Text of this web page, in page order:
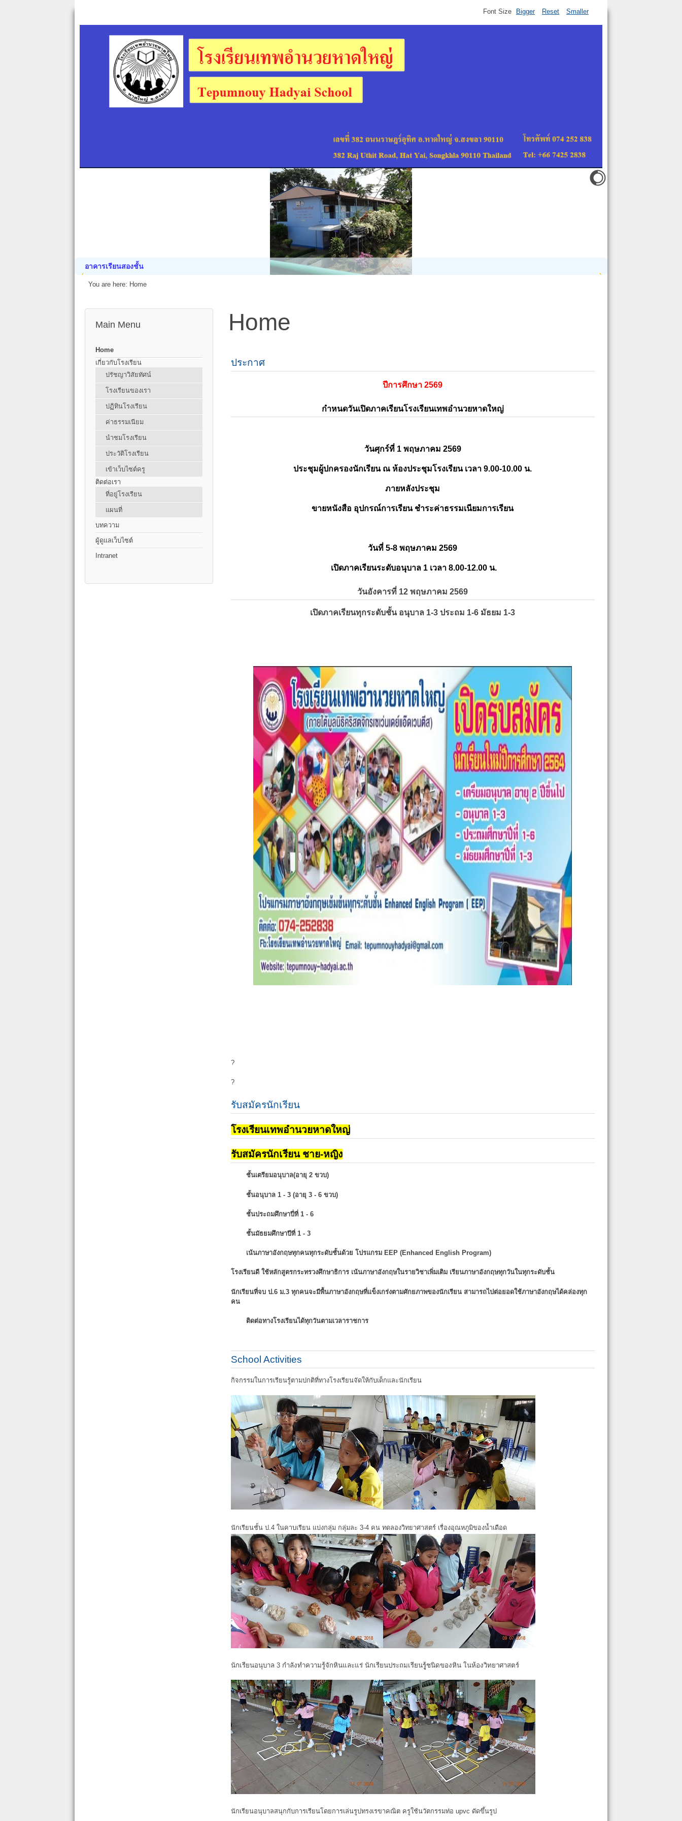
อาคารเรียนสองชั้น
Font Size Bigger Reset Smaller
You are here: Home
Main Menu
Home
เกี่ยวกับโรงเรียน
ปรัชญาวิสัยทัศน์
โรงเรียนของเรา
ปฏิทินโรงเรียน
ค่าธรรมเนียม
นำชมโรงเรียน
ประวัติโรงเรียน
เข้าเว็บไซต์ครู
ติดต่อเรา
ที่อยู่โรงเรียน
แผนที่
บทความ
ผู้ดูแลเว็บไซต์
Intranet
Home
ประกาศ
ปีการศึกษา 2569
กำหนดวันเปิดภาคเรียนโรงเรียนเทพอำนวยหาดใหญ่
วันศุกร์ที่ 1 พฤษภาคม 2569
ประชุมผู้ปกครองนักเรียน ณ ห้องประชุมโรงเรียน เวลา 9.00-10.00 น.
ภายหลังประชุม
ขายหนังสือ อุปกรณ์การเรียน ชำระค่าธรรมเนียมการเรียน
วันที่ 5-8 พฤษภาคม 2569
เปิดภาคเรียนระดับอนุบาล 1 เวลา 8.00-12.00 น.
วันอังคารที่ 12 พฤษภาคม 2569
เปิดภาคเรียนทุกระดับชั้น อนุบาล 1-3 ประถม 1-6 มัธยม 1-3
?
?
รับสมัครนักเรียน
โรงเรียนเทพอำนวยหาดใหญ่
รับสมัครนักเรียน ชาย-หญิง
ชั้นเตรียมอนุบาล(อายุ 2 ขวบ)
ชั้นอนุบาล 1 - 3 (อายุ 3 - 6 ขวบ)
ชั้นประถมศึกษาปี่ที่ 1 - 6
ชั้นมัธยมศึกษาปีที่ 1 - 3
เน้นภาษาอังกฤษทุกคนทุกระดับชั้นด้วย โปรแกรม EEP (Enhanced English Program)
โรงเรียนดี ใช้หลักสูตรกระทรวงศึกษาธิการ เน้นภาษาอังกฤษในรายวิชาเพิ่มเติม เรียนภาษาอังกฤษทุกวันในทุกระดับชั้น
นักเรียนที่จบ ป.6 ม.3 ทุกคนจะมีพื้นภาษาอังกฤษที่แข็งเกร่งตามศักยภาพของนักเรียน สามารถไปต่อยอดใช้ภาษาอังกฤษได้คล่องทุก
คน
ติดต่อทางโรงเรียนได้ทุกวันตามเวลาราชการ
School Activities
กิจกรรมในการเรียนรู้ตามปกติที่ทางโรงเรียนจัดให้กับเด็กและนักเรียน
นักเรียนชั้น ป.4 ในคาบเรียน แบ่งกลุ่ม กลุ่มละ 3-4 คน ทดลองวิทยาศาสตร์ เรื่องอุณหภูมิของน้ำเดือด
นักเรียนอนุบาล 3 กำลังทำความรู้จักหินและแร่ นักเรียนประถมเรียนรูู้ชนิดของหิน ในห้องวิทยาศาสตร์
นักเรียนอนุบาลสนุกกับการเรียนโดยการเล่นรูปทรงเรขาคณิต ครูใช้นวัตกรรมท่อ upvc ดัดขึ้นรูป